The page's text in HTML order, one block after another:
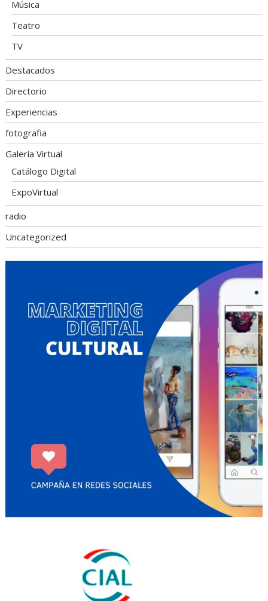
Música
Teatro
TV
Destacados
Directorio
Experiencias
fotografia
Galería Virtual
Catálogo Digital
ExpoVirtual
radio
Uncategorized